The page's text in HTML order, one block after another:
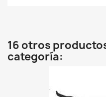
16 otros
categoría: